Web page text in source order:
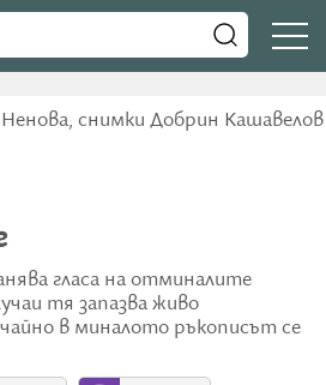
Ненова, снимки Добрин Кашавелов
гласа на отминалите
тя запазва живо
в миналото ръкописът се